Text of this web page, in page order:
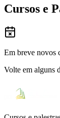
Cursos e
Em breve novos
Volte em alguns